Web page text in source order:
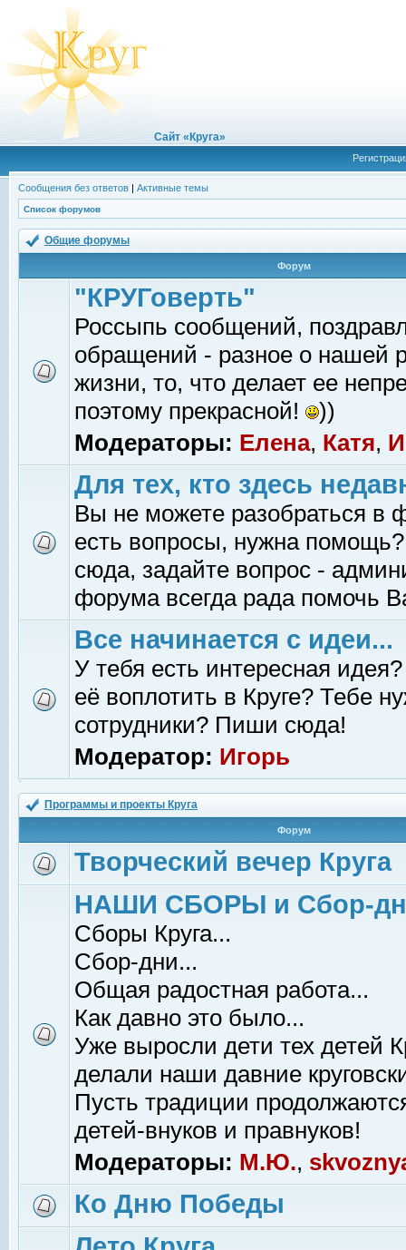
Сайт «Круга»
Сообщения без ответов | Активные темы
Список форумов
Общие форумы
Форум
"КРУГоверть"
Россыпь сообщений,
обращений - разное о нашей
жизни, то, что делает ее
поэтому прекрасной!
))
Модераторы: Елена, Катя,
Для тех, кто здесь
Вы не можете разобраться в
есть вопросы, нужна помощь?
сюда, задайте вопрос -
форума всегда рада помочь
Все начинается с идеи...
У тебя есть интересная
её воплотить в Круге? Тебе
сотрудники? Пиши сюда!
Модератор: Игорь
Программы и проекты Круга
Форум
Творческий вечер Круга
НАШИ СБОРЫ и Сбор-
Сборы Круга...
Сбор-дни...
Общая радостная работа...
Как давно это было...
Уже выросли дети тех детей
делали наши давние
Пусть традиции
детей-внуков и правнуков!
Модераторы: М.Ю.,
Ко Дню Победы